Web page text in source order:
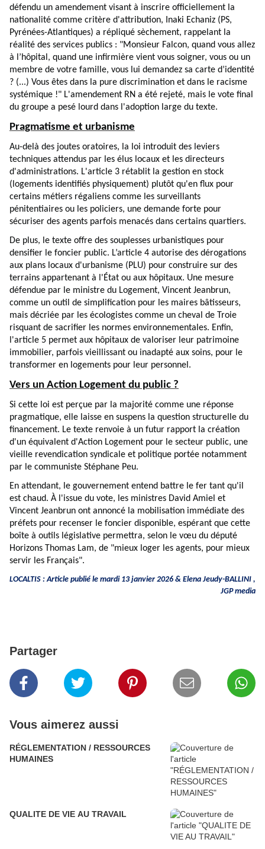
défendu un amendement visant à inscrire officiellement la
nationalité comme critère d'attribution, Inaki Echaniz (PS,
Pyrénées-Atlantiques) a répliqué sèchement, rappelant la
réalité des services publics : "Monsieur Falcon, quand vous allez
à l’hôpital, quand une infirmière vient vous soigner, vous ou un
membre de votre famille, vous lui demandez sa carte d’identité
? (...) Vous êtes dans la pure discrimination et dans le racisme
systémique !" L'amendement RN a été rejeté, mais le vote final
du groupe a pesé lourd dans l'adoption large du texte.
Pragmatisme et urbanisme
Au-delà des joutes oratoires, la loi introduit des leviers
techniques attendus par les élus locaux et les directeurs
d'administrations. L'article 3 rétablit la gestion en stock
(logements identifiés physiquement) plutôt qu'en flux pour
certains métiers régaliens comme les surveillants
pénitentiaires ou les policiers, une demande forte pour
sécuriser des agents parfois menacés dans certains quartiers.
De plus, le texte offre des souplesses urbanistiques pour
densifier le foncier public. L’article 4 autorise des dérogations
aux plans locaux d'urbanisme (PLU) pour construire sur des
terrains appartenant à l'État ou aux hôpitaux. Une mesure
défendue par le ministre du Logement, Vincent Jeanbrun,
comme un outil de simplification pour les maires bâtisseurs,
mais décriée par les écologistes comme un cheval de Troie
risquant de sacrifier les normes environnementales. Enfin,
l'article 5 permet aux hôpitaux de valoriser leur patrimoine
immobilier, parfois vieillissant ou inadapté aux soins, pour le
transformer en logements pour leur personnel.
Vers un Action Logement du public ?
Si cette loi est perçue par la majorité comme une réponse
pragmatique, elle laisse en suspens la question structurelle du
financement. Le texte renvoie à un futur rapport la création
d'un équivalent d'Action Logement pour le secteur public, une
vieille revendication syndicale et politique portée notamment
par le communiste Stéphane Peu.
En attendant, le gouvernement entend battre le fer tant qu'il
est chaud. À l'issue du vote, les ministres David Amiel et
Vincent Jeanbrun ont annoncé la mobilisation immédiate des
préfets pour recenser le foncier disponible, espérant que cette
boîte à outils législative permettra, selon le vœu du député
Horizons Thomas Lam, de "mieux loger les agents, pour mieux
servir les Français".
LOCALTIS : Article publié le mardi 13 janvier 2026 & Elena Jeudy-BALLINI ,
JGP media
Partager
Vous aimerez aussi
RÉGLEMENTATION / RESSOURCES
HUMAINES
QUALITE DE VIE AU TRAVAIL